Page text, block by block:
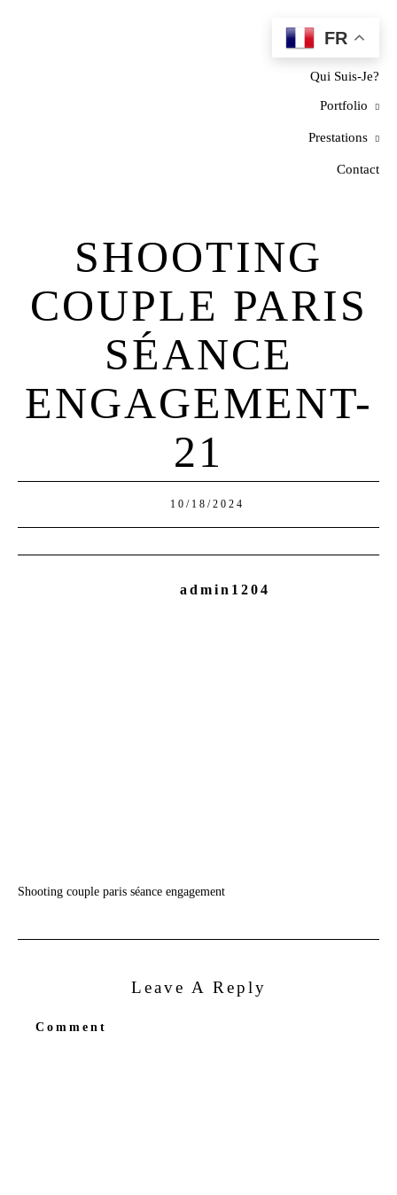
Home
Qui Suis-Je?
Portfolio
Prestations
Contact
SHOOTING
COUPLE PARIS
SÉANCE
ENGAGEMENT-
21
10/18/2024
admin1204
Shooting couple paris séance engagement
Leave A Reply
Comment
FR